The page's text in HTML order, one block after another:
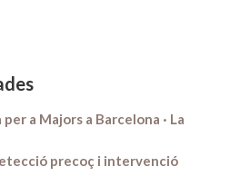
a Majors a Barcelona · La
precoç i intervenció